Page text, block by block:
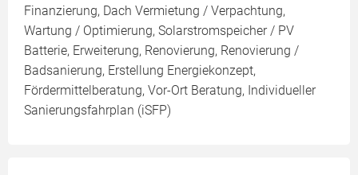
Finanzierung, Dach Vermietung / Verpachtung,
Wartung / Optimierung, Solarstromspeicher / PV
Batterie, Erweiterung, Renovierung, Renovierung /
Badsanierung, Erstellung Energiekonzept,
Fördermittelberatung, Vor-Ort Beratung, Individueller
Sanierungsfahrplan (iSFP)